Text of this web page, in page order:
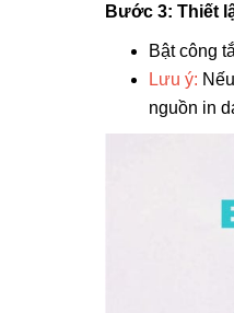
Bước 3: Thiết
Bật công
Lưu ý:
nguồn in